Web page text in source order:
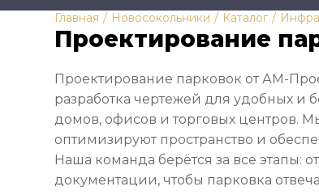
Главная / Новосокольники / Каталог /
Проектирование
Проектирование парковок от АМ-
разработка чертежей для удобных и
домов, офисов и торговых центров.
оптимизируют пространство и
Наша команда берётся за все этапы:
документации, чтобы парковка